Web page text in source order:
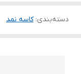
دسته‌بندی:کاسه نمد